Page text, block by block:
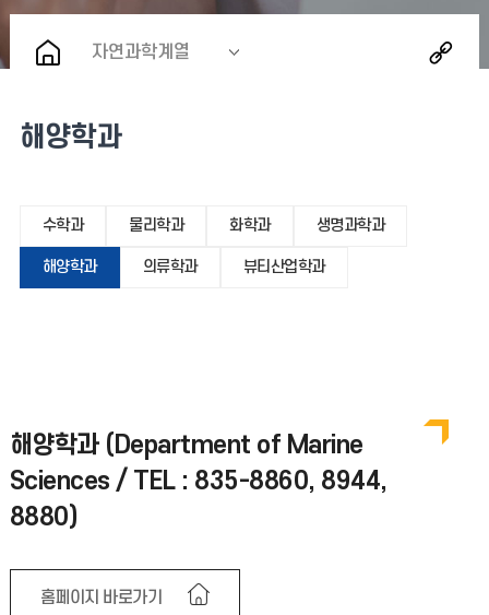
자연과학계열
해양학과
수학과 물리학과 화학과 생명과학과
해양학과 의류학과 뷰티산업학과
해양학과 (Department of Marine
Sciences / TEL : 835-8860, 8944,
8880)
홈페이지 바로가기